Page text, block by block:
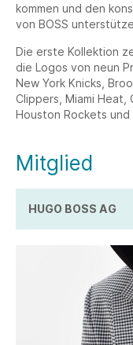
kommen und den
von BOSS
Die erste Kollektion
die Logos von neun
New York Knicks,
Clippers, Miami Heat,
Houston Rockets
Mitglied
HUGO BOSS AG